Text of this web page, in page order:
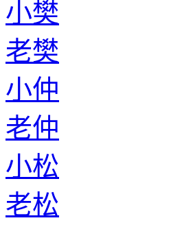
小樊
老樊
小仲
老仲
小松
老松